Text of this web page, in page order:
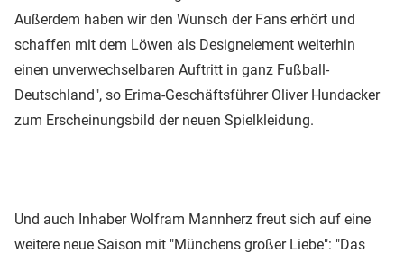
Außerdem haben wir den Wunsch der Fans erhört und
schaffen mit dem Löwen als Designelement weiterhin
einen unverwechselbaren Auftritt in ganz Fußball-
Deutschland", so Erima-Geschäftsführer Oliver Hundacker
zum Erscheinungsbild der neuen Spielkleidung.
Und auch Inhaber Wolfram Mannherz freut sich auf eine
weitere neue Saison mit "Münchens großer Liebe": "Das